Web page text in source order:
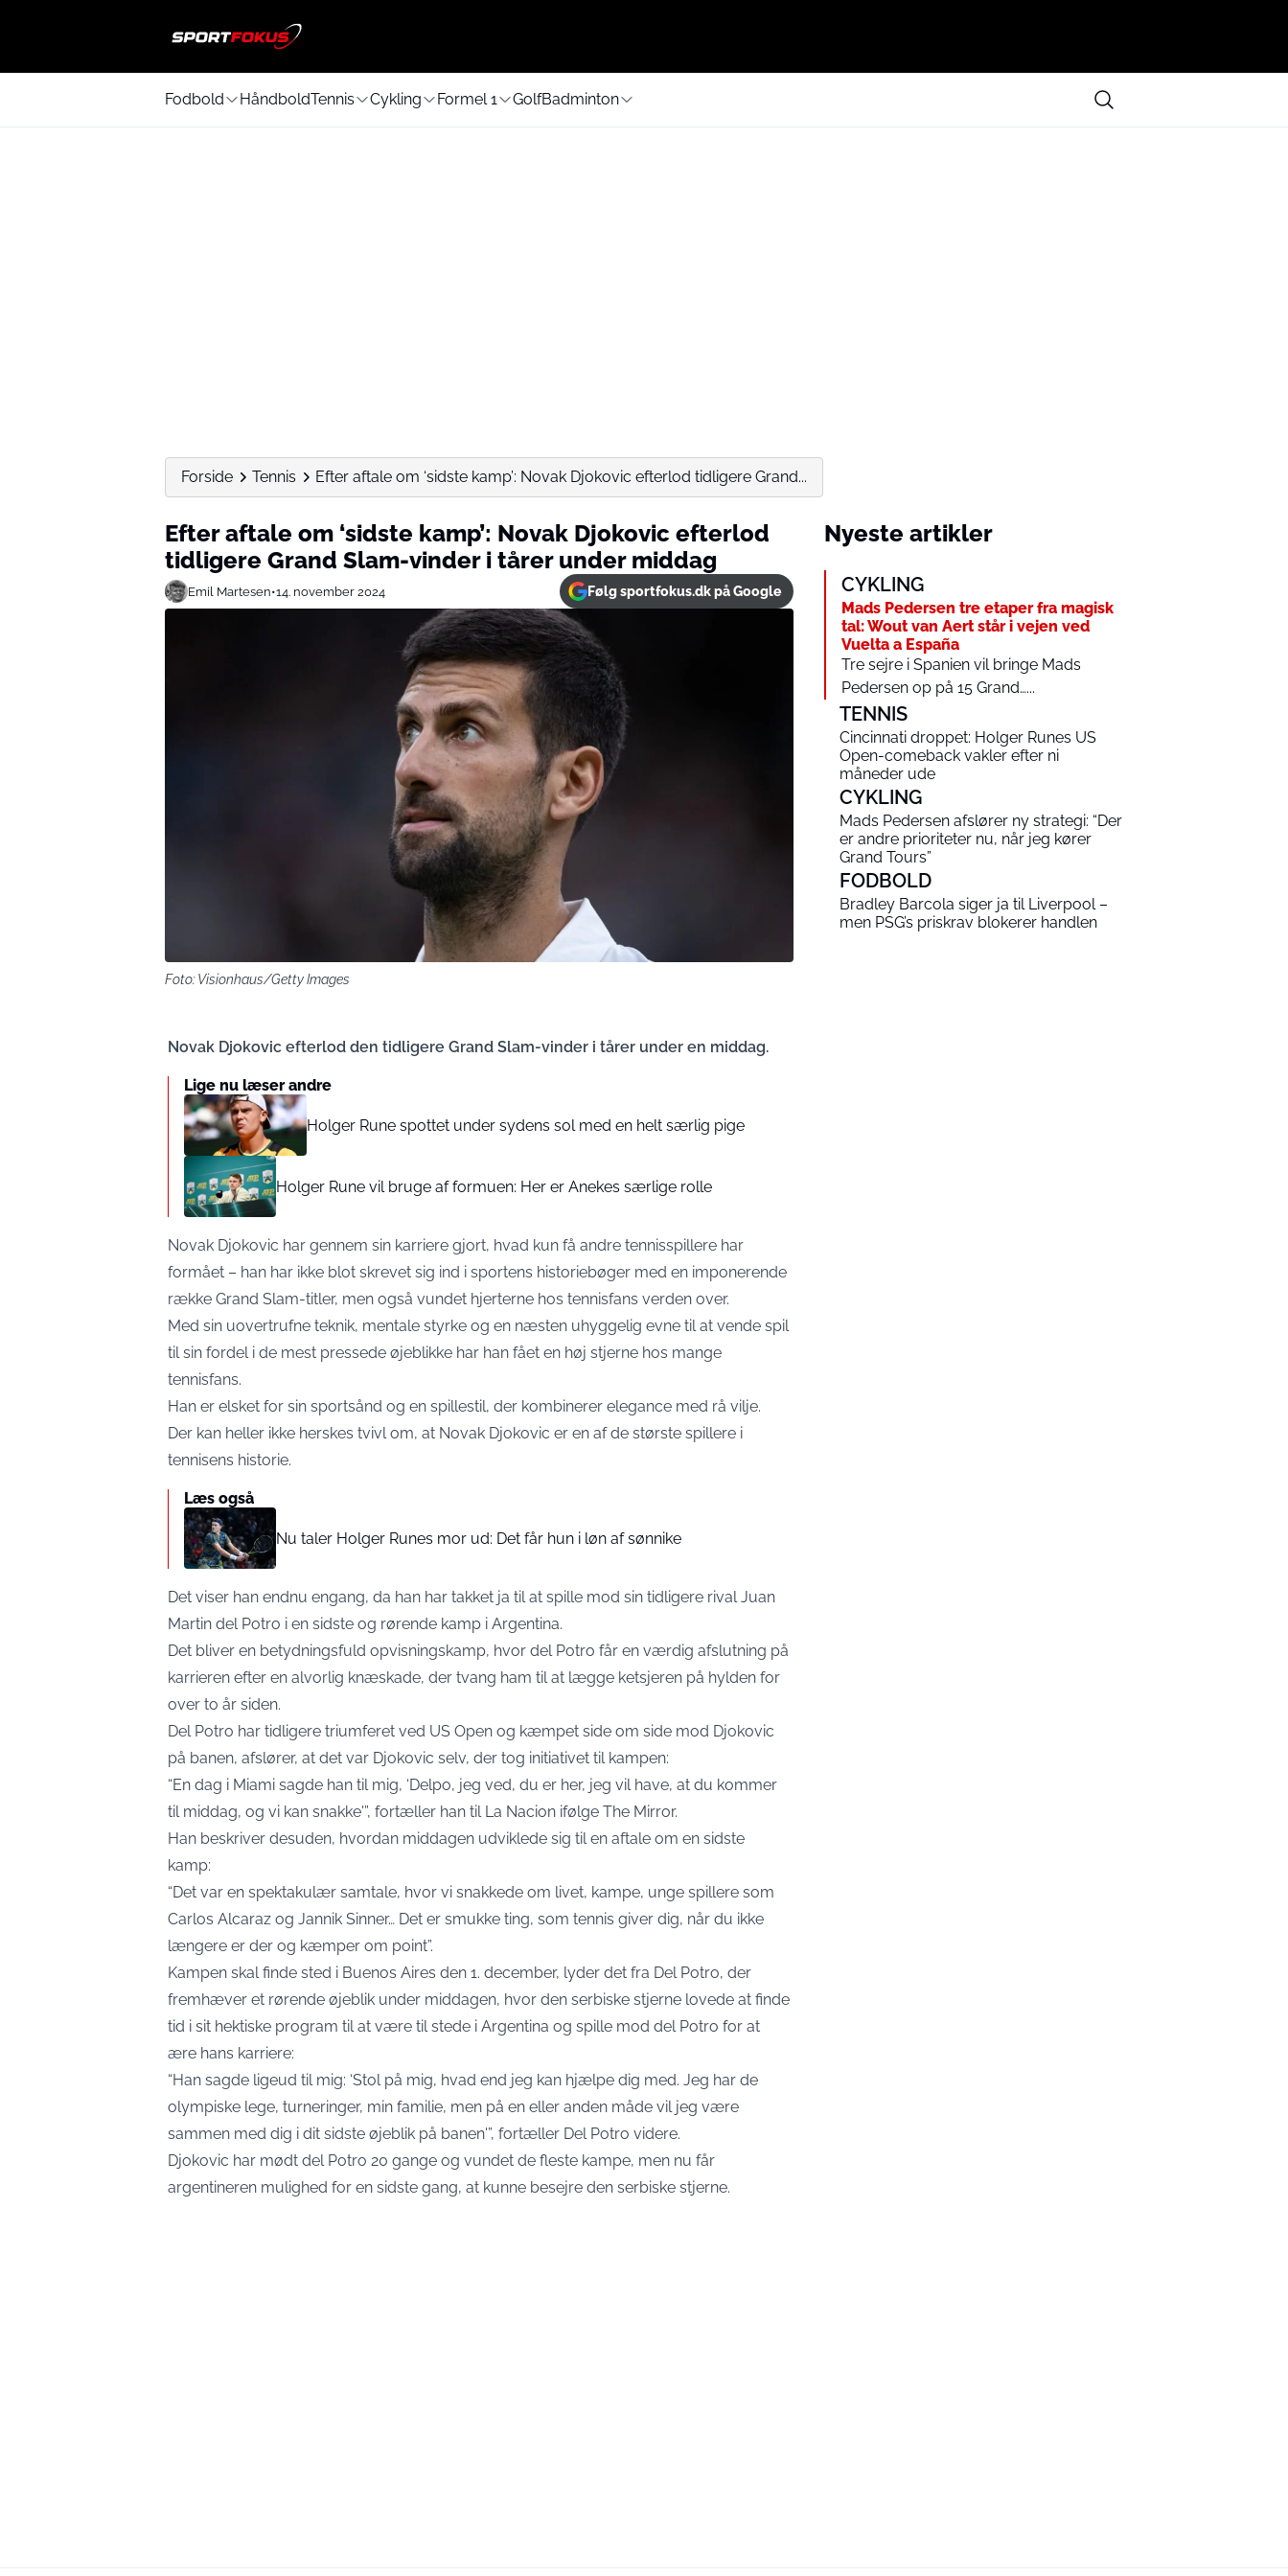
Fodbold HåndboldTennis Cykling Formel 1 GolfBadminton
Forside Tennis Efter aftale om ‘sidste kamp’: Novak Djokovic efterlod tidligere Grand...
Efter aftale om ‘sidste kamp’: Novak Djokovic efterlod
tidligere Grand Slam-vinder i tårer under middag
Emil Martesen•14. november 2024 Følg sportfokus.dk på Google
Foto: Visionhaus/Getty Images
Novak Djokovic efterlod den tidligere Grand Slam-vinder i tårer under en middag.
Lige nu læser andre
Holger Rune spottet under sydens sol med en helt særlig pige
Holger Rune vil bruge af formuen: Her er Anekes særlige rolle
Novak Djokovic har gennem sin karriere gjort, hvad kun få andre tennisspillere har
formået – han har ikke blot skrevet sig ind i sportens historiebøger med en imponerende
række Grand Slam-titler, men også vundet hjerterne hos tennisfans verden over.
Med sin uovertrufne teknik, mentale styrke og en næsten uhyggelig evne til at vende spil
til sin fordel i de mest pressede øjeblikke har han fået en høj stjerne hos mange
tennisfans.
Han er elsket for sin sportsånd og en spillestil, der kombinerer elegance med rå vilje.
Der kan heller ikke herskes tvivl om, at Novak Djokovic er en af de største spillere i
tennisens historie.
Læs også
Nu taler Holger Runes mor ud: Det får hun i løn af sønnike
Det viser han endnu engang, da han har takket ja til at spille mod sin tidligere rival Juan
Martin del Potro i en sidste og rørende kamp i Argentina.
Det bliver en betydningsfuld opvisningskamp, hvor del Potro får en værdig afslutning på
karrieren efter en alvorlig knæskade, der tvang ham til at lægge ketsjeren på hylden for
over to år siden.
Del Potro har tidligere triumferet ved US Open og kæmpet side om side mod Djokovic
på banen, afslører, at det var Djokovic selv, der tog initiativet til kampen:
“En dag i Miami sagde han til mig, ‘Delpo, jeg ved, du er her, jeg vil have, at du kommer
til middag, og vi kan snakke'”, fortæller han til La Nacion ifølge The Mirror.
Han beskriver desuden, hvordan middagen udviklede sig til en aftale om en sidste
kamp:
“Det var en spektakulær samtale, hvor vi snakkede om livet, kampe, unge spillere som
Carlos Alcaraz og Jannik Sinner… Det er smukke ting, som tennis giver dig, når du ikke
længere er der og kæmper om point”.
Kampen skal finde sted i Buenos Aires den 1. december, lyder det fra Del Potro, der
fremhæver et rørende øjeblik under middagen, hvor den serbiske stjerne lovede at finde
tid i sit hektiske program til at være til stede i Argentina og spille mod del Potro for at
ære hans karriere:
“Han sagde ligeud til mig: ‘Stol på mig, hvad end jeg kan hjælpe dig med. Jeg har de
olympiske lege, turneringer, min familie, men på en eller anden måde vil jeg være
sammen med dig i dit sidste øjeblik på banen'”, fortæller Del Potro videre.
Djokovic har mødt del Potro 20 gange og vundet de fleste kampe, men nu får
argentineren mulighed for en sidste gang, at kunne besejre den serbiske stjerne.
Nyeste artikler
CYKLING
Mads Pedersen tre etaper fra magisk
tal: Wout van Aert står i vejen ved
Vuelta a España
Tre sejre i Spanien vil bringe Mads
Pedersen op på 15 Grand…...
TENNIS
Cincinnati droppet: Holger Runes US
Open-comeback vakler efter ni
måneder ude
CYKLING
Mads Pedersen afslører ny strategi: “Der
er andre prioriteter nu, når jeg kører
Grand Tours”
FODBOLD
Bradley Barcola siger ja til Liverpool –
men PSG’s priskrav blokerer handlen